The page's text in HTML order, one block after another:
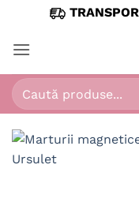
content
Caută
după: